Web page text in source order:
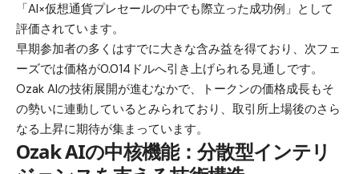
「AI×仮想通貨プレセールの中でも際立った成功例」として
評価されています。
早期参加者の多くはすでに大きな含み益を得ており、次フェ
ーズでは価格が0.014ドルへ引き上げられる見通しです。
Ozak AIの技術展開が進むなかで、トークンの価格成長もそ
の勢いに連動しているとみられており、取引所上場後のさら
なる上昇に期待が集まっています。
Ozak AIの中核機能：分散型インテリ